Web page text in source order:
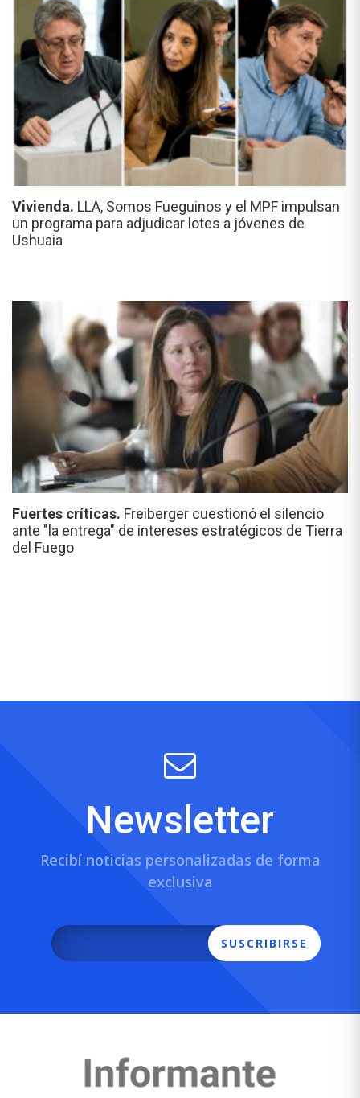
Vivienda. LLA, Somos Fueguinos y el MPF impulsan
un programa para adjudicar lotes a jóvenes de
Ushuaia
Fuertes críticas. Freiberger cuestionó el silencio
ante "la entrega" de intereses estratégicos de Tierra
del Fuego
Newsletter
Recibí noticias personalizadas de forma
exclusiva
SUSCRIBIRSE